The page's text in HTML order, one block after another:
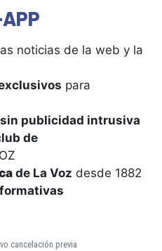
noticias de la web y la
para
sin publicidad intrusiva
de
de La Voz desde 1882
cancelación previa